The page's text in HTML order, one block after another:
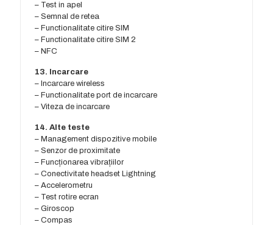
– Test in apel
– Semnal de retea
– Functionalitate citire SIM
– Functionalitate citire SIM 2
– NFC
13. Incarcare
– Incarcare wireless
– Functionalitate port de incarcare
– Viteza de incarcare
14. Alte teste
– Management dispozitive mobile
– Senzor de proximitate
– Funcționarea vibrațiilor
– Conectivitate headset Lightning
– Accelerometru
– Test rotire ecran
– Giroscop
– Compas